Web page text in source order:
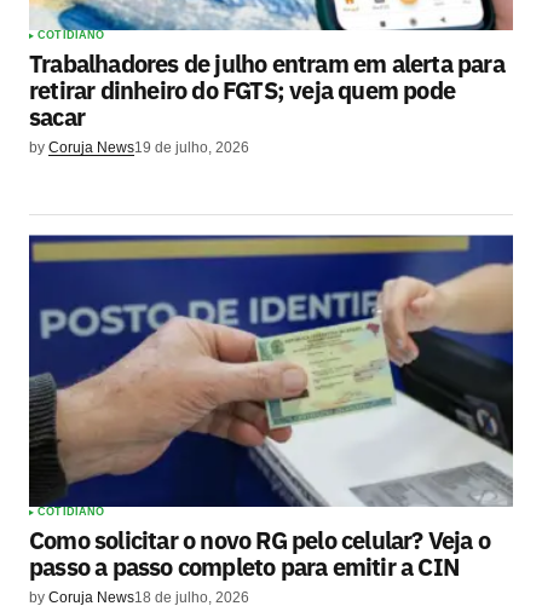
COTIDIANO
Trabalhadores de julho entram em alerta para
retirar dinheiro do FGTS; veja quem pode
sacar
by Coruja News19 de julho, 2026
COTIDIANO
Como solicitar o novo RG pelo celular? Veja o
passo a passo completo para emitir a CIN
by Coruja News18 de julho, 2026